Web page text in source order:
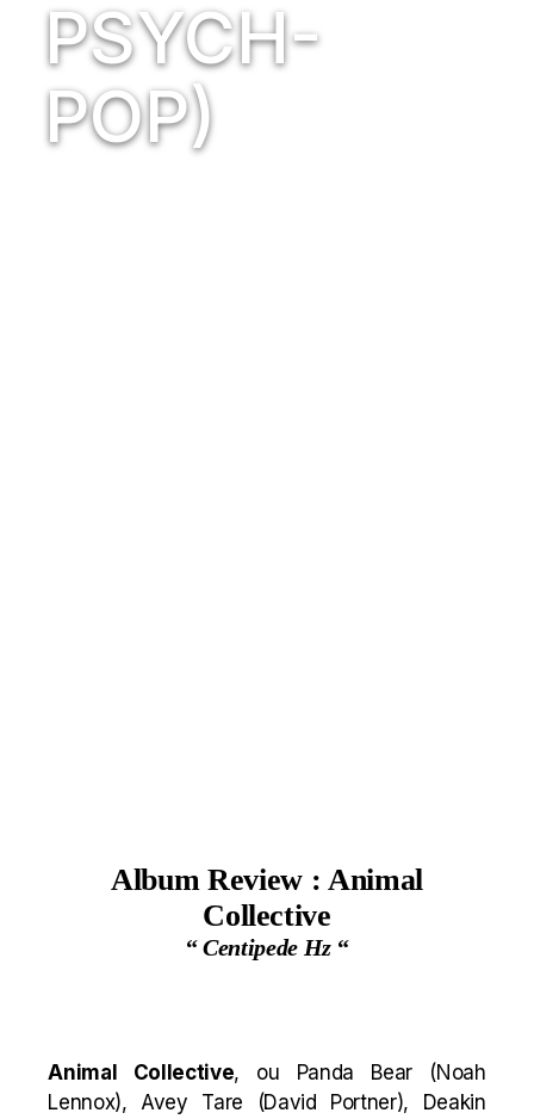
PSYCH-
POP)
Album Review : Animal
Collective
“Centipede Hz “
Animal Collective, ou Panda Bear (Noah
Lennox), Avey Tare (David Portner), Deakin